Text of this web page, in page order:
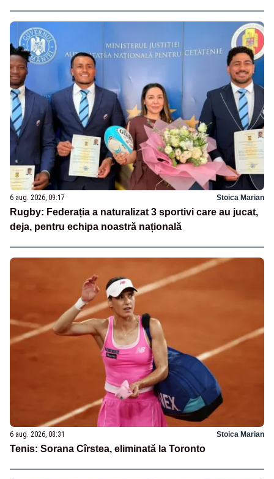
6 aug. 2026, 09:17 Stoica Marian
Rugby: Federația a naturalizat 3 sportivi care au jucat,
deja, pentru echipa noastră națională
6 aug. 2026, 08:31 Stoica Marian
Tenis: Sorana Cîrstea, eliminată la Toronto